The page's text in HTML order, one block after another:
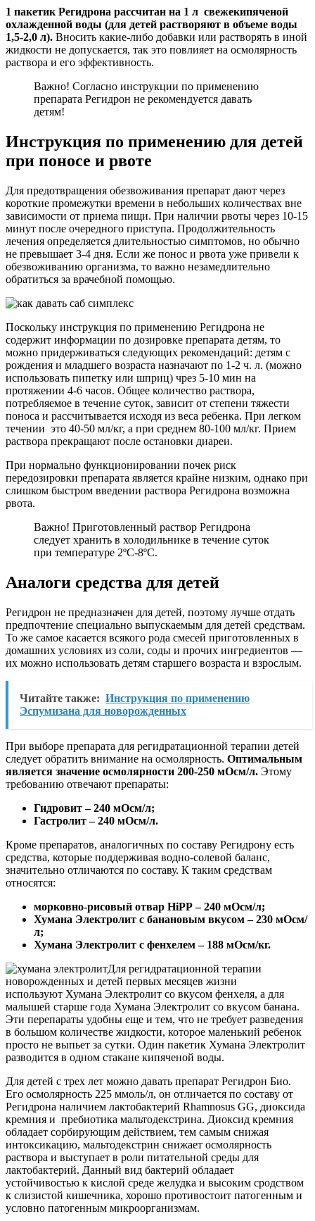
1 пакетик Регидрона рассчитан на 1 л свежекипяченой
охлажденной воды (для детей растворяют в объеме воды
1,5-2,0 л). Вносить какие-либо добавки или растворять в иной
жидкости не допускается, так это повлияет на осмолярность
раствора и его эффективность.
Важно! Согласно инструкции по применению
препарата Регидрон не рекомендуется давать
детям!
Инструкция по применению для детей
при поносе и рвоте
Для предотвращения обезвоживания препарат дают через
короткие промежутки времени в небольших количествах вне
зависимости от приема пищи. При наличии рвоты через 10-15
минут после очередного приступа. Продолжительность
лечения определяется длительностью симптомов, но обычно
не превышает 3-4 дня. Если же понос и рвота уже привели к
обезвоживанию организма, то важно незамедлительно
обратиться за врачебной помощью.
Поскольку инструкция по применению Регидрона не
содержит информации по дозировке препарата детям, то
можно придерживаться следующих рекомендаций: детям с
рождения и младшего возраста назначают по 1-2 ч. л. (можно
использовать пипетку или шприц) чрез 5-10 мин на
протяжении 4-6 часов. Общее количество раствора,
потребляемое в течение суток, зависит от степени тяжести
поноса и рассчитывается исходя из веса ребенка. При легком
течении это 40-50 мл/кг, а при среднем 80-100 мл/кг. Прием
раствора прекращают после остановки диареи.
При нормально функционировании почек риск
передозировки препарата является крайне низким, однако при
слишком быстром введении раствора Регидрона возможна
рвота.
Важно! Приготовленный раствор Регидрона
следует хранить в холодильнике в течение суток
при температуре 2ºС-8ºС.
Аналоги средства для детей
Регидрон не предназначен для детей, поэтому лучше отдать
предпочтение специально выпускаемым для детей средствам.
То же самое касается всякого рода смесей приготовленных в
домашних условиях из соли, соды и прочих ингредиентов —
их можно использовать детям старшего возраста и взрослым.
Читайте также: Инструкция по применению
Эспумизана для новорожденных
При выборе препарата для регидратационной терапии детей
следует обратить внимание на осмолярность. Оптимальным
является значение осмолярности 200-250 мОсм/л. Этому
требованию отвечают препараты:
Гидровит – 240 мОсм/л;
Гастролит – 240 мОсм/л.
Кроме препаратов, аналогичных по составу Регидрону есть
средства, которые поддерживая водно-солевой баланс,
значительно отличаются по составу. К таким средствам
относятся:
морковно-рисовый отвар HiРР – 240 мОсм/л;
Хумана Электролит с банановым вкусом – 230 мОсм/
л;
Хумана Электролит с фенхелем – 188 мОсм/кг.
Для регидратационной терапии
новорожденных и детей первых месяцев жизни
используют Хумана Электролит со вкусом фенхеля, а для
малышей старше года Хумана Электролит со вкусом банана.
Эти перепараты удобны еще и тем, что не требует разведения
в большом количестве жидкости, которое маленький ребенок
просто не выпьет за сутки. Один пакетик Хумана Электролит
разводится в одном стакане кипяченой воды.
Для детей с трех лет можно давать препарат Регидрон Био.
Его осмолярность 225 ммоль/л, он отличается по составу от
Регидрона наличием лактобактерий Rhamnosus GG, диоксида
кремния и пребиотика мальтодекстрина. Диоксид кремния
обладает сорбирующим действием, тем самым снижая
интоксикацию, мальтодекстрин снижает осмолярность
раствора и выступает в роли питательной среды для
лактобактерий. Данный вид бактерий обладает
устойчивостью к кислой среде желудка и высоким сродством
к слизистой кишечника, хорошо противостоит патогенным и
условно патогенным микроорганизмам.